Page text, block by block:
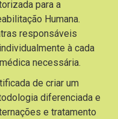
para a
Humana.
responsáveis
à cada
necessária.
de criar um
diferenciada e
e tratamento